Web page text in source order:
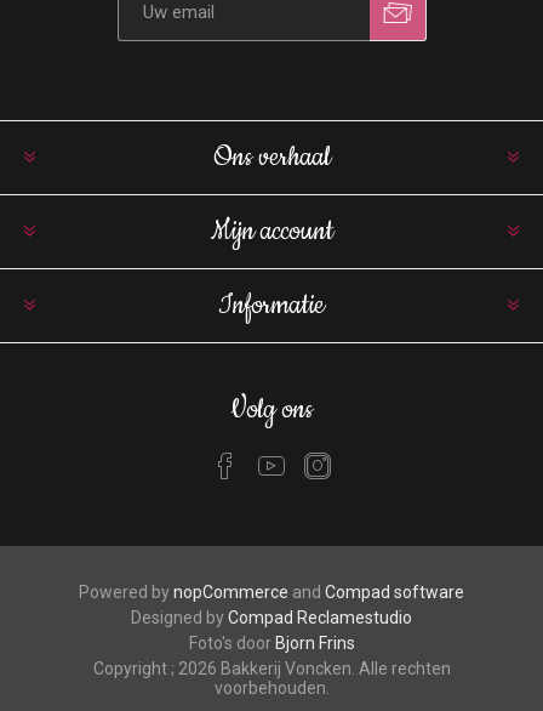
Ons verhaal
Mijn account
Informatie
Volg ons
Powered bynopCommerce and Compad software
Designed byCompad Reclamestudio
Foto's doorBjorn Frins
Copyright ; 2026 Bakkerij Voncken. Alle rechten
voorbehouden.